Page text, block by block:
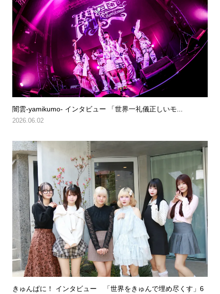
闇雲-yamikumo- インタビュー 「世界一礼儀正しいモ...
2026.06.02
きゅんぱに！ インタビュー 「世界をきゅんで埋め尽くす」6